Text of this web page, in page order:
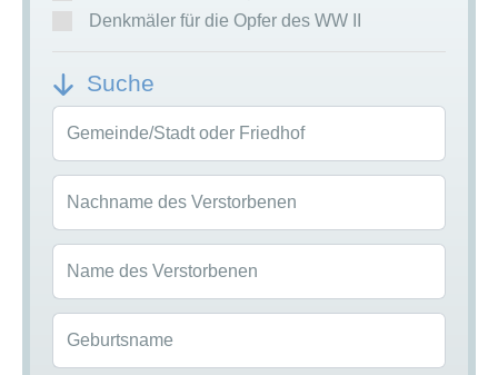
Denkmäler für die Opfer des WW II
Suche
Gemeinde/Stadt oder Friedhof
Nachname des Verstorbenen
Name des Verstorbenen
Geburtsname